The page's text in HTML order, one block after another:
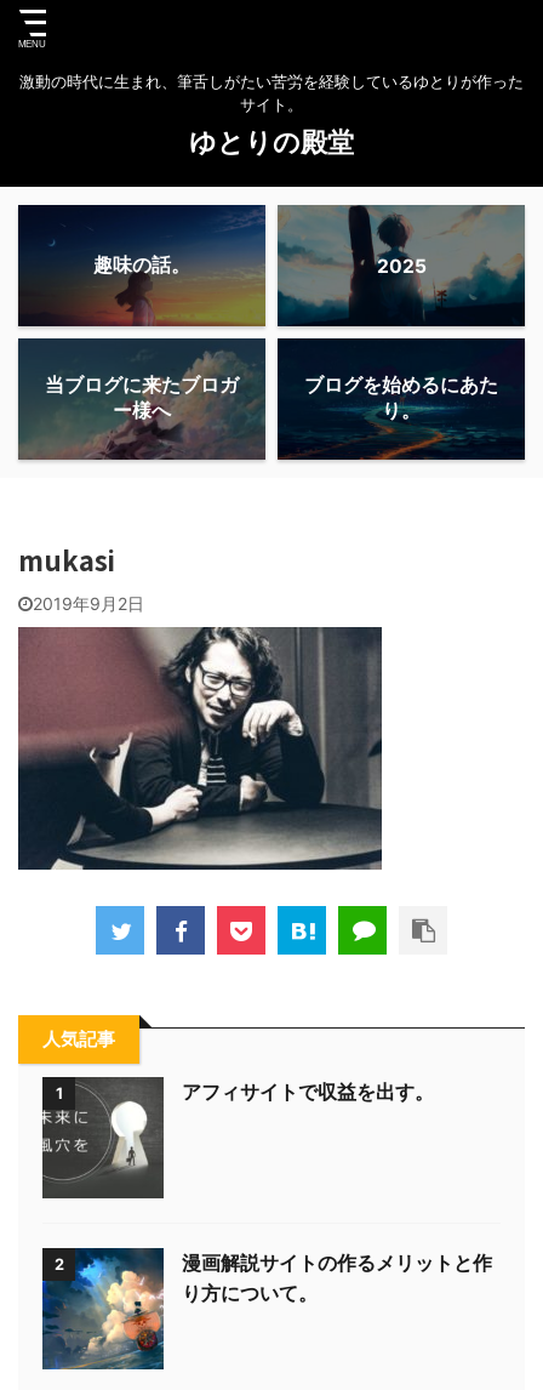
激動の時代に生まれ、筆舌しがたい苦労を経験しているゆとりが作った
サイト。
ゆとりの殿堂
趣味の話。 2025
当ブログに来たブロガ
ー様へ
ブログを始めるにあた
り。
mukasi
2019年9月2日
人気記事
1 アフィサイトで収益を出す。
2
漫画解説サイトの作るメリットと作
り方について。